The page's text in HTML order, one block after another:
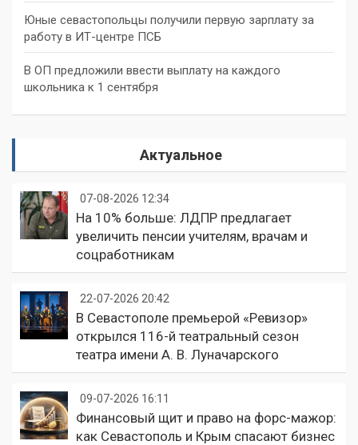
Юные севастопольцы получили первую зарплату за
работу в ИТ-центре ПСБ
В ОП предложили ввести выплату на каждого
школьника к 1 сентября
Актуальное
07-08-2026 12:34
На 10% больше: ЛДПР предлагает
увеличить пенсии учителям, врачам и
соцработникам
22-07-2026 20:42
В Севастополе премьерой «Ревизор»
открылся 116-й театральный сезон
театра имени А. В. Луначарского
09-07-2026 16:11
Финансовый щит и право на форс-мажор:
как Севастополь и Крым спасают бизнес